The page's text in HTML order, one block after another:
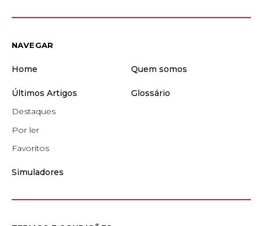
NAVEGAR
Home Quem somos
Últimos Artigos
Destaques
Por ler
Favoritos
Glossário
Simuladores